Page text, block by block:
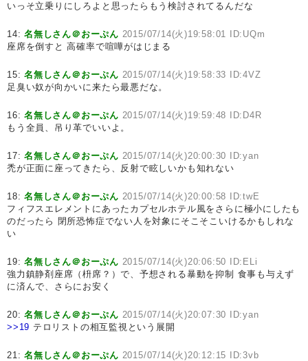
いっそ立乗りにしろよと思ったらもう検討されてるんだな
14:名無しさん＠おーぷん 2015/07/14(火)19:58:01 ID:UQm
座席を倒すと 高確率で喧嘩がはじまる
15:名無しさん＠おーぷん 2015/07/14(火)19:58:33 ID:4VZ
足臭い奴が向かいに来たら最悪だな。
16:名無しさん＠おーぷん 2015/07/14(火)19:59:48 ID:D4R
もう全員、吊り革でいいよ。
17:名無しさん＠おーぷん 2015/07/14(火)20:00:30 ID:yan
禿が正面に座ってきたら、反射で眩しいかも知れない
18:名無しさん＠おーぷん 2015/07/14(火)20:00:58 ID:twE
フィフスエレメントにあったカプセルホテル風をさらに極小にしたも
のだったら 閉所恐怖症でない人を対象にそこそこいけるかもしれな
い
19:名無しさん＠おーぷん 2015/07/14(火)20:06:50 ID:ELi
強力鎮静剤座席（枡席？）で、予想される暴動を抑制 食事も与えず
に済んで、さらにお安く
20:名無しさん＠おーぷん 2015/07/14(火)20:07:30 ID:yan
>>19 テロリストの相互監視という展開
21:名無しさん＠おーぷん 2015/07/14(火)20:12:15 ID:3vb